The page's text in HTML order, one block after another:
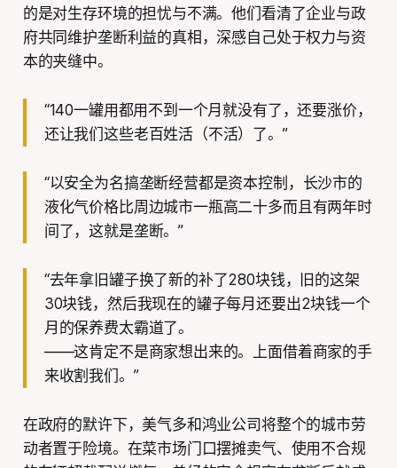
的是对生存环境的担忧与不满。他们看清了企业与政
府共同维护垄断利益的真相，深感自己处于权力与资
本的夹缝中。
“140一罐用都用不到一个月就没有了，还要涨价，
还让我们这些老百姓活（不活）了。”
“以安全为名搞垄断经营都是资本控制，长沙市的
液化气价格比周边城市一瓶高二十多而且有两年时
间了，这就是垄断。”
“去年拿旧罐子换了新的补了280块钱，旧的这架
30块钱，然后我现在的罐子每月还要出2块钱一个
月的保养费太霸道了。
——这肯定不是商家想出来的。上面借着商家的手
来收割我们。”
在政府的默许下，美气多和鸿业公司将整个的城市劳
动者置于险境。在菜市场门口摆摊卖气、使用不合规